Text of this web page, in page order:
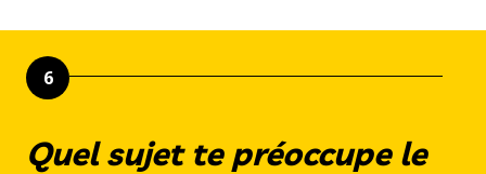
6
Quel sujet te préoccupe le